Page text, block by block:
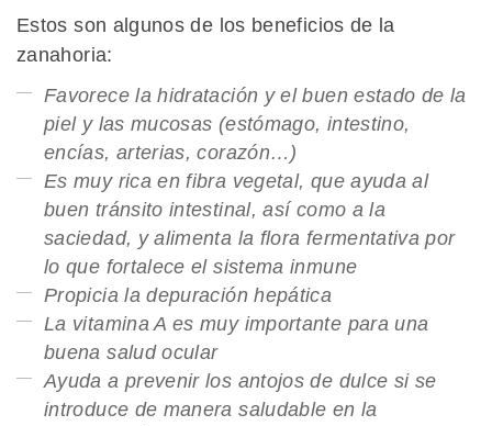
Estos son algunos de los beneficios de la
zanahoria:
Favorece la hidratación y el buen estado de la
piel y las mucosas (estómago, intestino,
encías, arterias, corazón…)
Es muy rica en fibra vegetal, que ayuda al
buen tránsito intestinal, así como a la
saciedad, y alimenta la flora fermentativa por
lo que fortalece el sistema inmune
Propicia la depuración hepática
La vitamina A es muy importante para una
buena salud ocular
Ayuda a prevenir los antojos de dulce si se
introduce de manera saludable en la